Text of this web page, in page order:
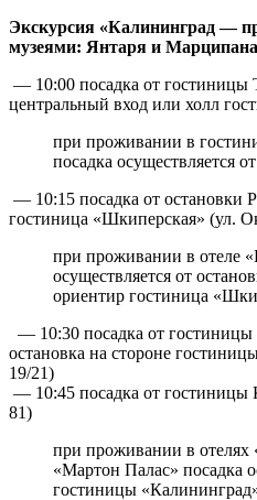
Экскурсия «Калининград —
музеями: Янтаря и
— 10:00 посадка от гостиницы
центральный вход или холл
при проживании в
посадка осуществляется
— 10:15 посадка от остановки
гостиница «Шкиперская» (ул.
при проживании в отеле
осуществляется от
ориентир гостиница
— 10:30 посадка от гостиницы
остановка на стороне
19/21)
— 10:45 посадка от
81)
при проживании в
«Мартон Палас» посадка
гостиницы